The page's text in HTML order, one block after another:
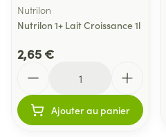
Nutrilon
Nutrilon 1+ Lait Croissance 1l
2,65 €
Ajouter au panier